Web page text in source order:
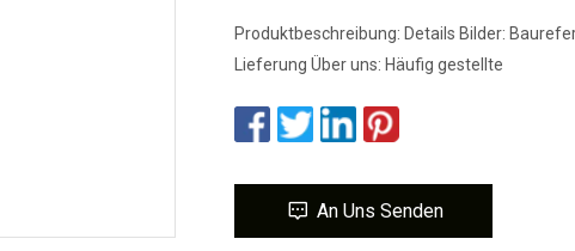
Produktbeschreibung: Details Bilder:
Lieferung Über uns: Häufig gestellte
An Uns Senden